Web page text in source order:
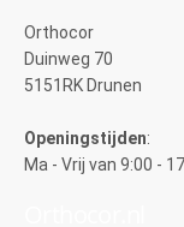
Orthocor
Duinweg 70
5151RK Drunen
Openingstijden:
Ma - Vrij van 9:00 -